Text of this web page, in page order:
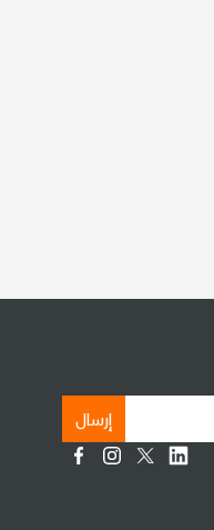
إرسال